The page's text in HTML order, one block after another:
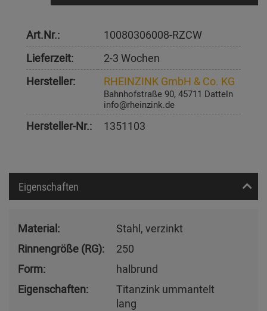
Art.Nr.:
10080306008-RZCW
Lieferzeit:
2-3 Wochen
Hersteller:
RHEINZINK GmbH & Co. KG
Bahnhofstraße 90, 45711 Datteln
info@rheinzink.de
Hersteller-Nr.: 1351103
Eigenschaften
Material:
Stahl, verzinkt
Rinnengröße (RG):
250
Form:
halbrund
Eigenschaften:
Titanzink ummantelt
lang